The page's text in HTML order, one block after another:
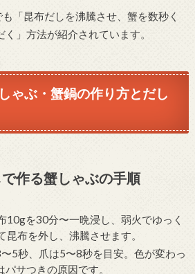
「昆布だしを沸騰させ、蟹を数秒く
」方法が紹介されています。
ゃぶ・蟹鍋の作り方とだし
作る蟹しゃぶの手順
10gを30分〜一晩浸し、弱火でゆっく
布を外し、沸騰させます。
5秒、爪は5〜8秒を目安。色が変わっ
サつきの原因です。